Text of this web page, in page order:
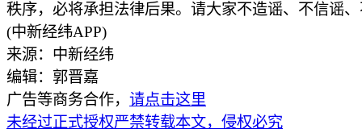
秩序，必将承担法律后果。请大家不造谣、不信谣
(中新经纬APP)
来源：中新经纬
编辑：郭晋嘉
广告等商务合作， 请点击这里
未经过正式授权严禁转载本文，侵权必究